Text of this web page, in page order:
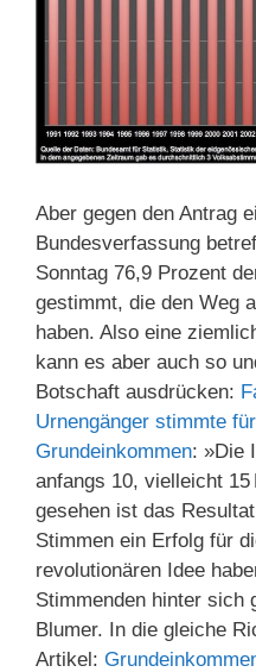
Aber gegen den Antrag
Bundesverfassung
Sonntag 76,9 Prozent
gestimmt, die den Weg
haben. Also eine
kann es aber auch so
Botschaft ausdrücken:
Urnengänger stimmte
Grundeinkommen: »Die
anfangs 10, vielleicht
gesehen ist das
Stimmen ein Erfolg für
revolutionären Idee
Stimmenden hinter sich
Blumer. In die gleiche
Artikel: